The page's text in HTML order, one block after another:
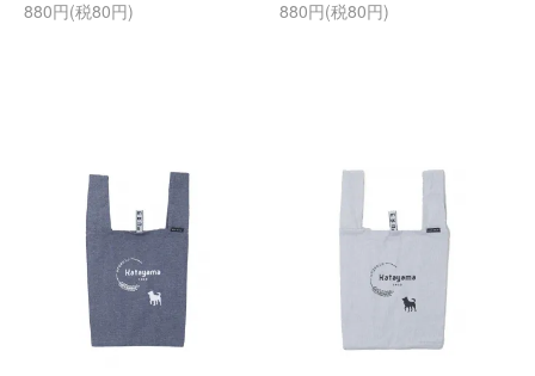
880円(税80円)
880円(税80円)